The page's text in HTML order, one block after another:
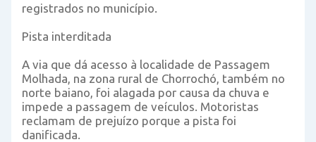
registrados no município.
Pista interditada
A via que dá acesso à localidade de Passagem
Molhada, na zona rural de Chorrochó, também no
norte baiano, foi alagada por causa da chuva e
impede a passagem de veículos. Motoristas
reclamam de prejuízo porque a pista foi
danificada.